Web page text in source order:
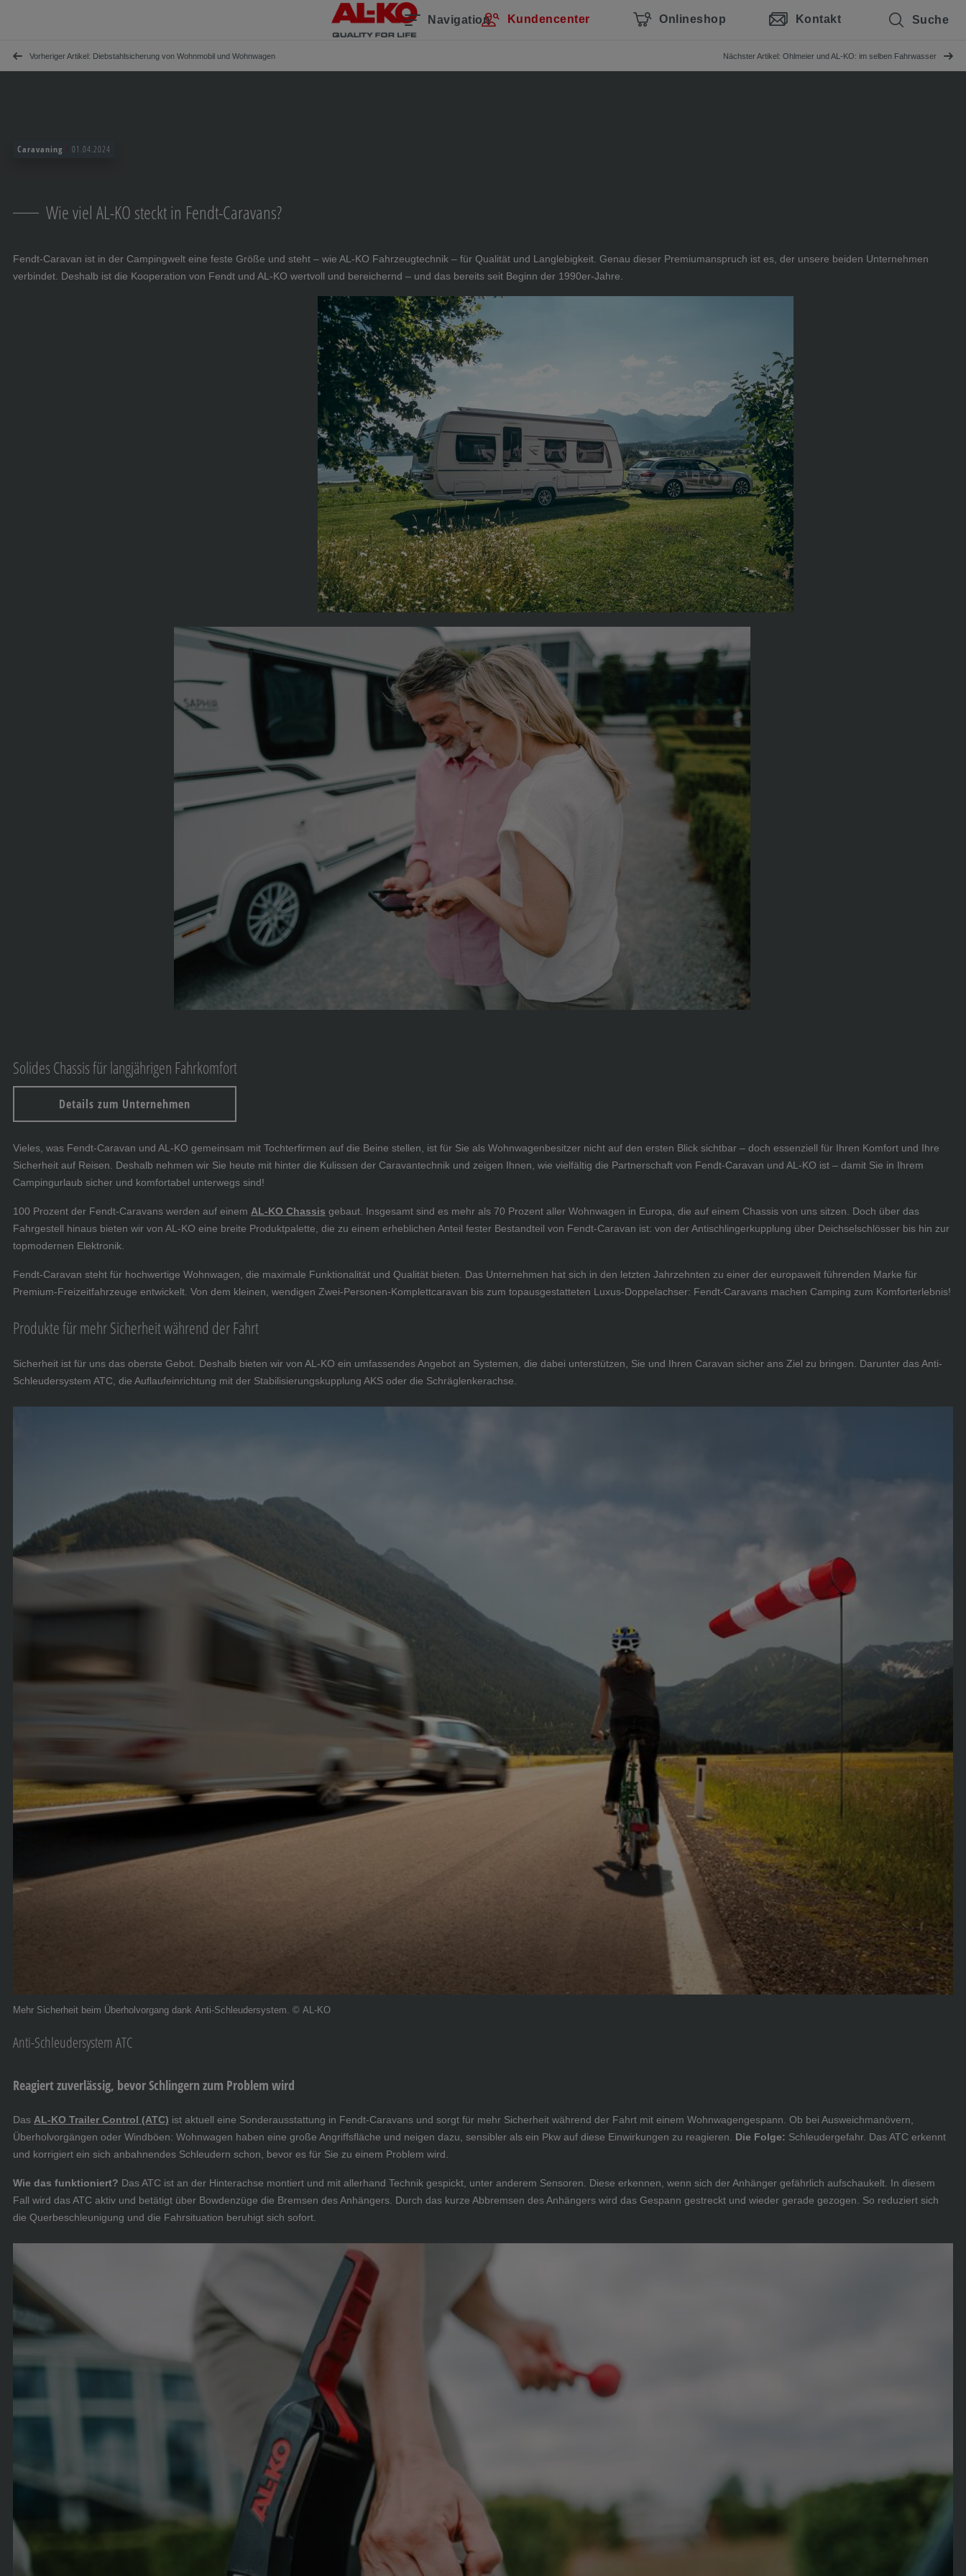
Navigation Kundencenter Onlineshop Kontakt Suche
Vorheriger Artikel: Diebstahlsicherung von Wohnmobil und Wohnwagen Nächster Artikel: Ohlmeier und AL-KO: im selben Fahrwasser
Caravaning 01.04.2024
Wie viel AL-KO steckt in Fendt-Caravans?
Fendt-Caravan ist in der Campingwelt eine feste Größe und steht – wie AL-KO Fahrzeugtechnik – für Qualität und Langlebigkeit. Genau dieser Premiumanspruch ist es, der unsere beiden Unternehmen
verbindet. Deshalb ist die Kooperation von Fendt und AL-KO wertvoll und bereichernd – und das bereits seit Beginn der 1990er-Jahre.
Solides Chassis für langjährigen Fahrkomfort
Details zum Unternehmen
Vieles, was Fendt-Caravan und AL-KO gemeinsam mit Tochterfirmen auf die Beine stellen, ist für Sie als Wohnwagenbesitzer nicht auf den ersten Blick sichtbar – doch essenziell für Ihren Komfort und Ihre
Sicherheit auf Reisen. Deshalb nehmen wir Sie heute mit hinter die Kulissen der Caravantechnik und zeigen Ihnen, wie vielfältig die Partnerschaft von Fendt-Caravan und AL-KO ist – damit Sie in Ihrem
Campingurlaub sicher und komfortabel unterwegs sind!
100 Prozent der Fendt-Caravans werden auf einem AL-KO Chassis gebaut. Insgesamt sind es mehr als 70 Prozent aller Wohnwagen in Europa, die auf einem Chassis von uns sitzen. Doch über das
Fahrgestell hinaus bieten wir von AL-KO eine breite Produktpalette, die zu einem erheblichen Anteil fester Bestandteil von Fendt-Caravan ist: von der Antischlingerkupplung über Deichselschlösser bis hin zur
topmodernen Elektronik.
Fendt-Caravan steht für hochwertige Wohnwagen, die maximale Funktionalität und Qualität bieten. Das Unternehmen hat sich in den letzten Jahrzehnten zu einer der europaweit führenden Marke für
Premium-Freizeitfahrzeuge entwickelt. Von dem kleinen, wendigen Zwei-Personen-Komplettcaravan bis zum topausgestatteten Luxus-Doppelachser: Fendt-Caravans machen Camping zum Komforterlebnis!
Produkte für mehr Sicherheit während der Fahrt
Sicherheit ist für uns das oberste Gebot. Deshalb bieten wir von AL-KO ein umfassendes Angebot an Systemen, die dabei unterstützen, Sie und Ihren Caravan sicher ans Ziel zu bringen. Darunter das Anti-
Schleudersystem ATC, die Auflaufeinrichtung mit der Stabilisierungskupplung AKS oder die Schräglenkerachse.
Anti-Schleudersystem ATC
Reagiert zuverlässig, bevor Schlingern zum Problem wird
Das AL-KO Trailer Control (ATC) ist aktuell eine Sonderausstattung in Fendt-Caravans und sorgt für mehr Sicherheit während der Fahrt mit einem Wohnwagengespann. Ob bei Ausweichmanövern,
Überholvorgängen oder Windböen: Wohnwagen haben eine große Angriffsfläche und neigen dazu, sensibler als ein Pkw auf diese Einwirkungen zu reagieren. Die Folge: Schleudergefahr. Das ATC erkennt
und korrigiert ein sich anbahnendes Schleudern schon, bevor es für Sie zu einem Problem wird.
Wie das funktioniert? Das ATC ist an der Hinterachse montiert und mit allerhand Technik gespickt, unter anderem Sensoren. Diese erkennen, wenn sich der Anhänger gefährlich aufschaukelt. In diesem
Fall wird das ATC aktiv und betätigt über Bowdenzüge die Bremsen des Anhängers. Durch das kurze Abbremsen des Anhängers wird das Gespann gestreckt und wieder gerade gezogen. So reduziert sich
die Querbeschleunigung und die Fahrsituation beruhigt sich sofort.
Mehr Sicherheit beim Überholvorgang dank Anti-Schleudersystem. © AL-KO